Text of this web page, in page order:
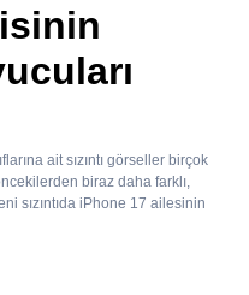
ait sızıntı görseller birçok
biraz daha farklı,
sızıntıda iPhone 17 ailesinin